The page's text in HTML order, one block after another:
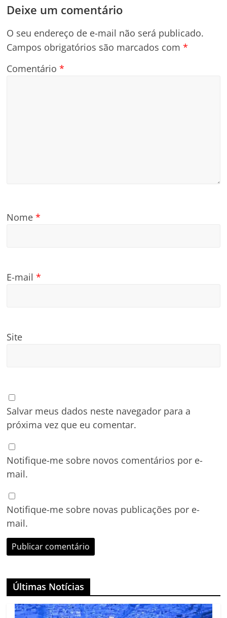
Deixe um comentário
O seu endereço de e-mail não será publicado.
Campos obrigatórios são marcados com*
Comentário*
Nome*
E-mail*
Site
Salvar meus dados neste navegador para a
próxima vez que eu comentar.
Notifique-me sobre novos comentários por e-
mail.
Notifique-me sobre novas publicações por e-
mail.
Últimas Notícias